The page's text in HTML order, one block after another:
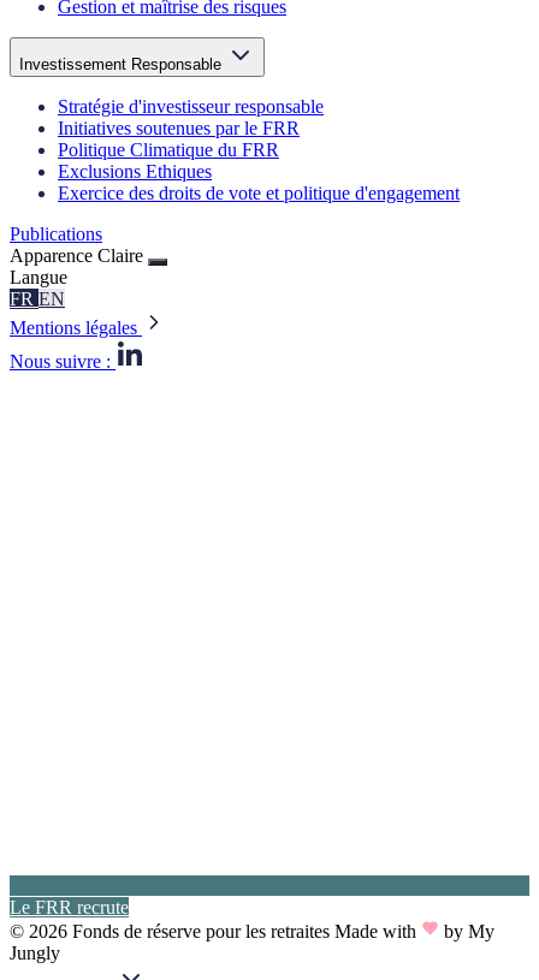
Gestion et maîtrise des risques
Investissement Responsable
Stratégie d'investisseur responsable
Initiatives soutenues par le FRR
Politique Climatique du FRR
Exclusions Ethiques
Exercice des droits de vote et politique d'engagement
Publications
Apparence Claire
Langue
FR EN
Mentions légales
Nous suivre :
Le FRR recrute
© 2026 Fonds de réserve pour les retraites Made with
by My
Jungly